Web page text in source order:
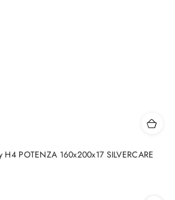
POTENZA 160x200x17 SILVERCARE